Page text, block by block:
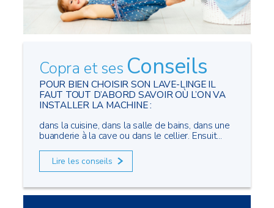
Copra et ses Conseils
POUR BIEN CHOISIR SON LAVE-LINGE IL
FAUT TOUT D’ABORD SAVOIR OÙ L’ON VA
INSTALLER LA MACHINE :
dans la cuisine, dans la salle de bains, dans une
buanderie à la cave ou dans le cellier. Ensuit...
Lire les conseils